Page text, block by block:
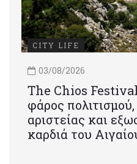
CITY LIFE
03/08/2026
Τhe Chios
φάρος
αριστείας και
καρδιά του